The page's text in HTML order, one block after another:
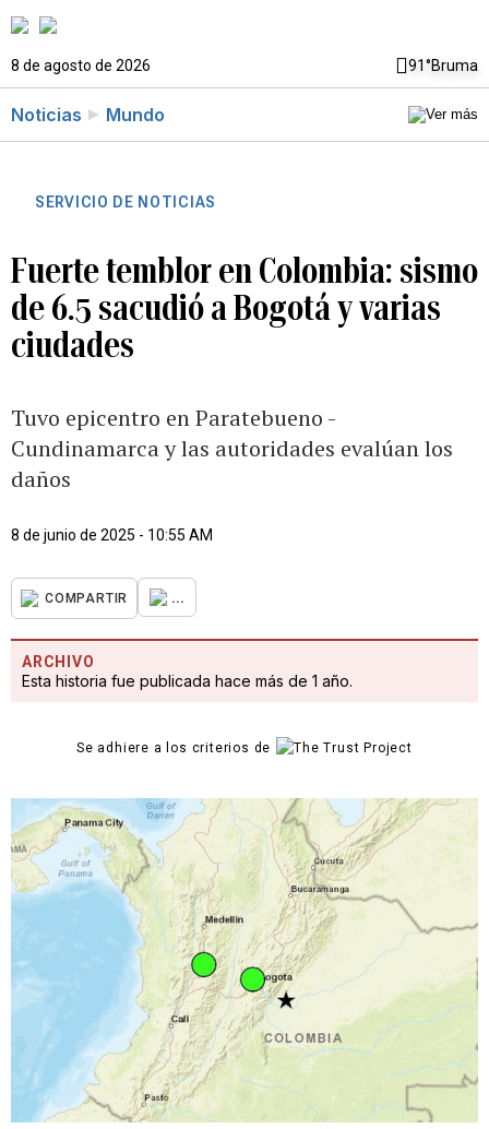
8 de agosto de 2026 91°Bruma
Noticias Mundo
SERVICIO DE NOTICIAS
Fuerte temblor en Colombia: sismo
de 6.5 sacudió a Bogotá y varias
ciudades
Tuvo epicentro en Paratebueno -
Cundinamarca y las autoridades evalúan los
daños
8 de junio de 2025 - 10:55 AM
COMPARTIR ...
ARCHIVO
Esta historia fue publicada hace más de 1 año.
Se adhiere a los criterios de